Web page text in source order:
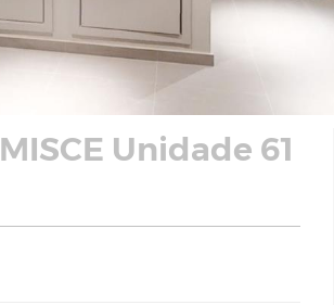
MISCE Unidade 61